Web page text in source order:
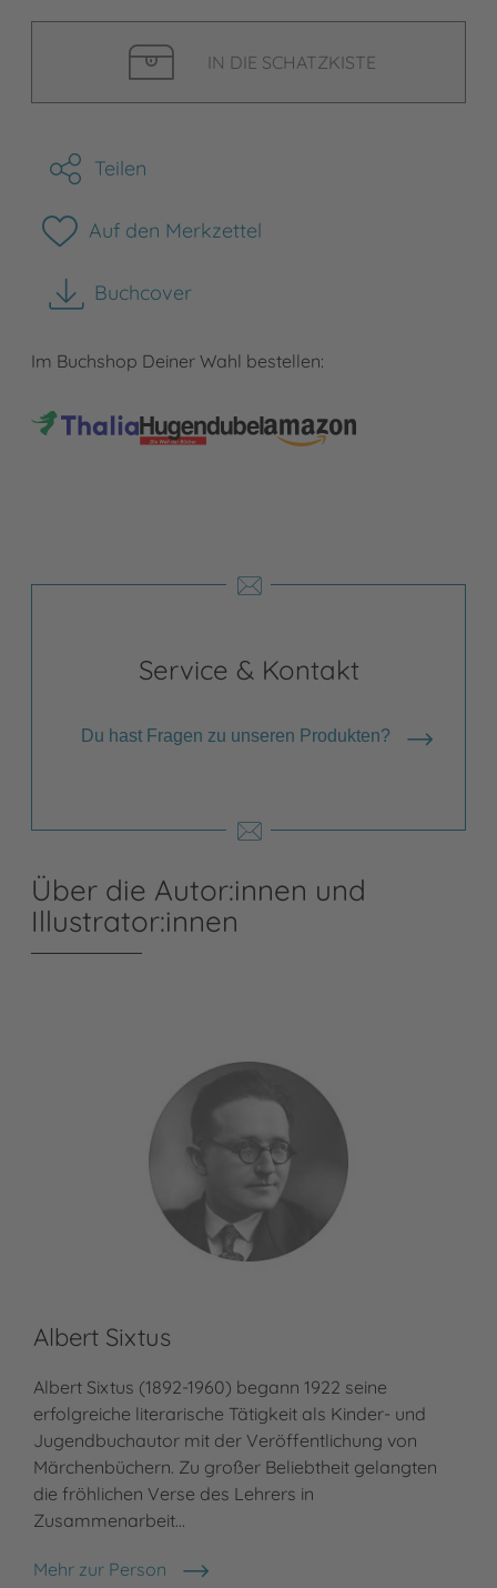
IN DIE SCHATZKISTE
Teilen
Auf den Merkzettel
Buchcover
herunterladen
Im Buchshop Deiner Wahl bestellen:
Service & Kontakt
Du hast Fragen zu unseren Produkten?
Über die Autor:innen und
Illustrator:innen
Albert Sixtus
Albert Sixtus (1892-1960) begann 1922 seine
erfolgreiche literarische Tätigkeit als Kinder- und
Jugendbuchautor mit der Veröffentlichung von
Märchenbüchern. Zu großer Beliebtheit gelangten
die fröhlichen Verse des Lehrers in
Zusammenarbeit…
Mehr zur Person
Albert Sixtus